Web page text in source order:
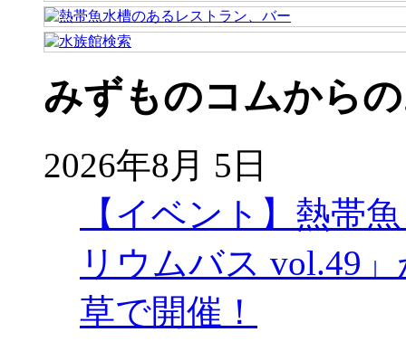
みずものコムから
2026年8月 5日
【イベント】熱帯
リウムバス vol.49
草で開催！